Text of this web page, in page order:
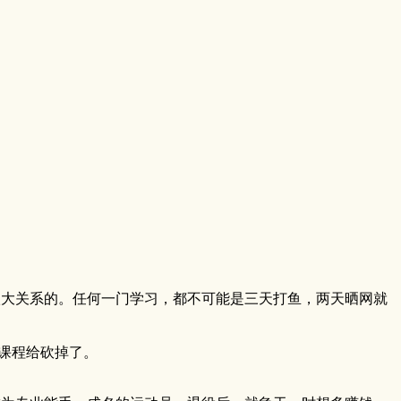
关系的。任何一门学习，都不可能是三天打鱼，两天晒网就
程给砍掉了。